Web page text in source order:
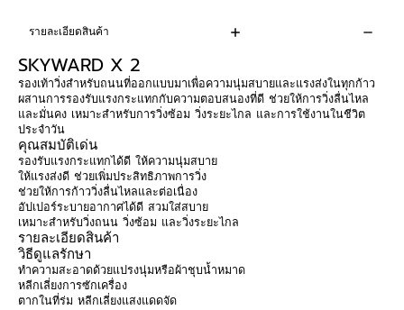
รายละเอียดสินค้า
SKYWARD X 2
รองเท้าวิ่งสำหรับถนนที่ออกแบบมาเพื่อความนุ่มสบายและแรงส่งในทุกก้าว
ผสานการรองรับแรงกระแทกกับความตอบสนองที่ดี ช่วยให้การวิ่งลื่นไหล
และมั่นคง เหมาะสำหรับการวิ่งซ้อม วิ่งระยะไกล และการใช้งานในชีวิต
ประจำวัน
คุณสมบัติเด่น
รองรับแรงกระแทกได้ดี ให้ความนุ่มสบาย
ให้แรงส่งดี ช่วยเพิ่มประสิทธิภาพการวิ่ง
ช่วยให้การก้าววิ่งลื่นไหลและต่อเนื่อง
อัปเปอร์ระบายอากาศได้ดี สวมใส่สบาย
เหมาะสำหรับวิ่งถนน วิ่งซ้อม และวิ่งระยะไกล
รายละเอียดสินค้า
วิธีดูแลรักษา
ทำความสะอาดด้วยแปรงนุ่มหรือผ้าชุบน้ำหมาด
หลีกเลี่ยงการซักเครื่อง
ตากในที่ร่ม หลีกเลี่ยงแสงแดดจัด